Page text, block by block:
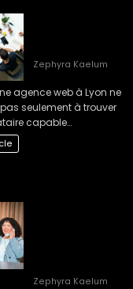
Zephyra Kaelum
agence web à Lyon ne
seulement à trouver
capable…
Zephyra Kaelum